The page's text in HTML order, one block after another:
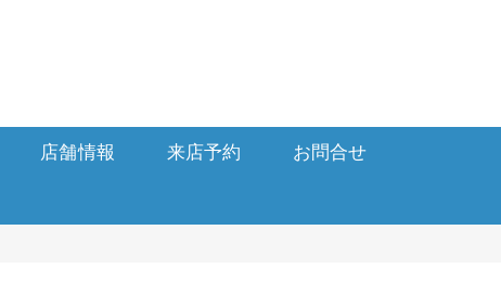
店舗情報 来店予約 お問合せ